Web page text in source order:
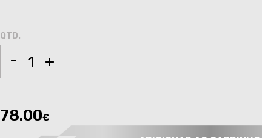
QTD.
- +
78.00€